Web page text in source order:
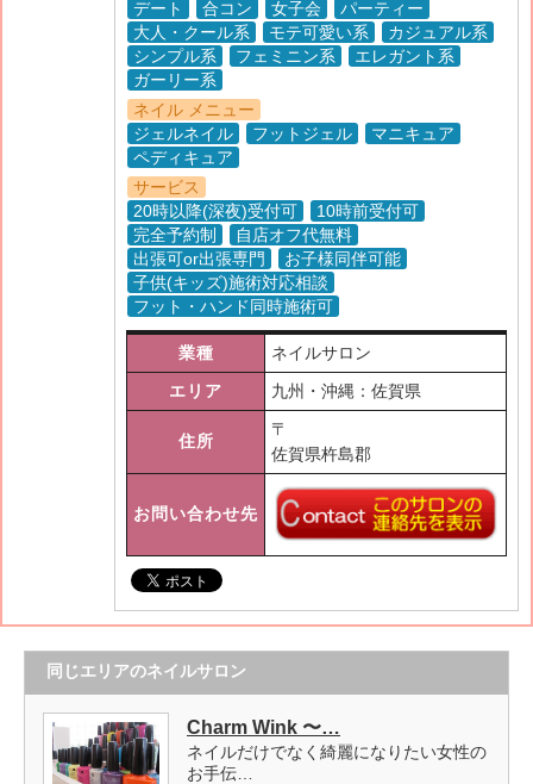
デート 合コン 女子会
パーティー
大人・クール系
モテ可愛い系
カジュアル系
シンプル系
フェミニン系
エレガント系
ガーリー系
ネイル メニュー
ジェルネイル
フットジェル
マニキュア
ペディキュア
サービス
20時以降(深夜)受付可
10時前受付可
完全予約制
自店オフ代無料
出張可or出張専門
お子様同伴可能
子供(キッズ)施術対応相談
フット・ハンド同時施術可
業種
ネイルサロン
エリア
九州・沖縄：佐賀県
住所
〒
佐賀県杵島郡
お問い合わせ先
同じエリアのネイルサロン
Charm Wink 〜…
ネイルだけでなく綺麗になりたい女性の
お手伝…